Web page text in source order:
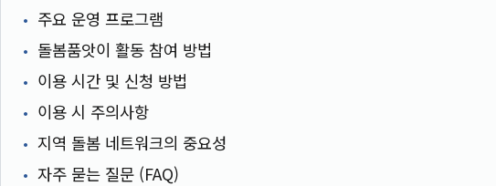
주요 운영 프로그램
돌봄품앗이 활동 참여 방법
이용 시간 및 신청 방법
이용 시 주의사항
지역 돌봄 네트워크의 중요성
자주 묻는 질문 (FAQ)